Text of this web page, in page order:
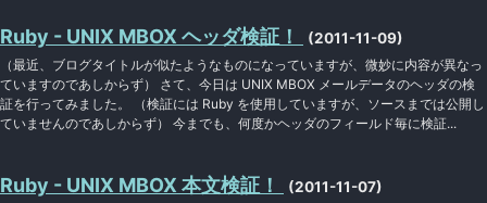
Ruby - UNIX MBOX ヘッダ検証！ (2011-11-09)
（最近、ブログタイトルが似たようなものになっていますが、微妙に内容が異なっ
ていますのであしからず） さて、今日は UNIX MBOX メールデータのヘッダの検
証を行ってみました。 （検証には Ruby を使用していますが、ソースまでは公開し
ていませんのであしからず） 今までも、何度かヘッダのフィールド毎に検証...
Ruby - UNIX MBOX 本文検証！ (2011-11-07)